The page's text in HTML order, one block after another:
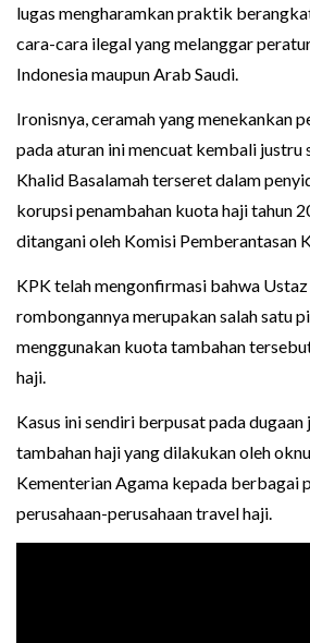
lugas mengharamkan praktik
cara-cara ilegal yang melanggar
Indonesia maupun Arab Saudi.
Ironisnya, ceramah yang menekankan
pada aturan ini mencuat kembali justru
Khalid Basalamah terseret dalam
korupsi penambahan kuota haji tahun
ditangani oleh Komisi Pemberantasan
KPK telah mengonfirmasi bahwa
rombongannya merupakan salah satu
menggunakan kuota tambahan
haji.
Kasus ini sendiri berpusat pada
tambahan haji yang dilakukan oleh
Kementerian Agama kepada berbagai
perusahaan-perusahaan travel haji.